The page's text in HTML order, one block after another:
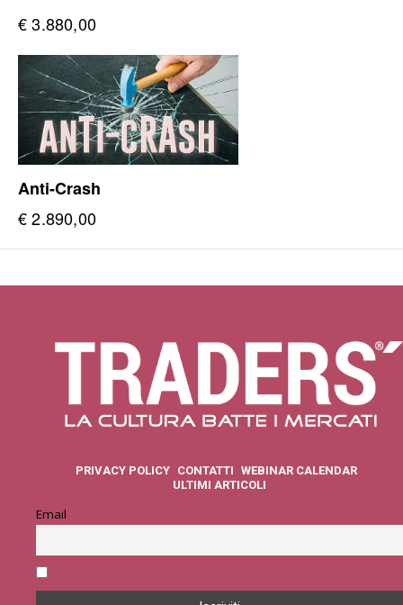
€3.880,00
Anti-Crash
€2.890,00
PRIVACY POLICY CONTATTI WEBINAR CALENDAR
ULTIMI ARTICOLI
Email